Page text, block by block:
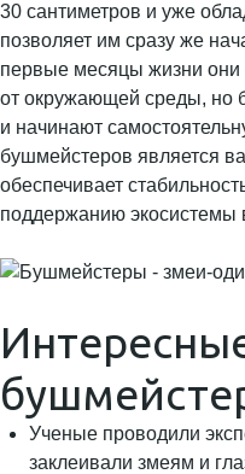
30 сантиметров и уже
позволяет им сразу же
первые месяцы жизни они
от окружающей среды, но
и начинают
бушмейстеров является
обеспечивает
поддержанию экосистемы
Ученые проводили
заклеивали змеям и